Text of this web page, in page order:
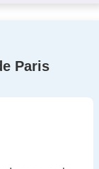
Paris